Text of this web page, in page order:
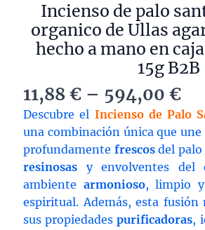
Incienso de palo
organico de Ullas
hecho a mano en
15g B2B
11,88 € – 594,00 €
Descubre el Incienso de Palo
una combinación única que
profundamente frescosdel palo
resinosas y envolventes del
ambiente armonioso, limpio
espiritual. Además, esta fusión
sus propiedadespurificadoras,